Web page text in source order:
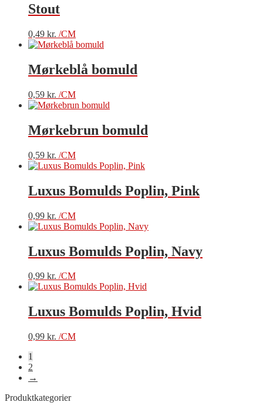
Stout
0,49 kr. /CM
Mørkeblå bomuld
0,59 kr. /CM
Mørkebrun bomuld
0,59 kr. /CM
Luxus Bomulds Poplin, Pink
0,99 kr. /CM
Luxus Bomulds Poplin, Navy
0,99 kr. /CM
Luxus Bomulds Poplin, Hvid
0,99 kr. /CM
1
2
→
Produktkategorier